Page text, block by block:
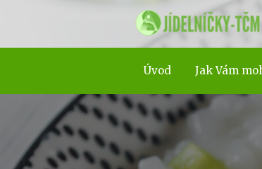
Úvod Jak Vám